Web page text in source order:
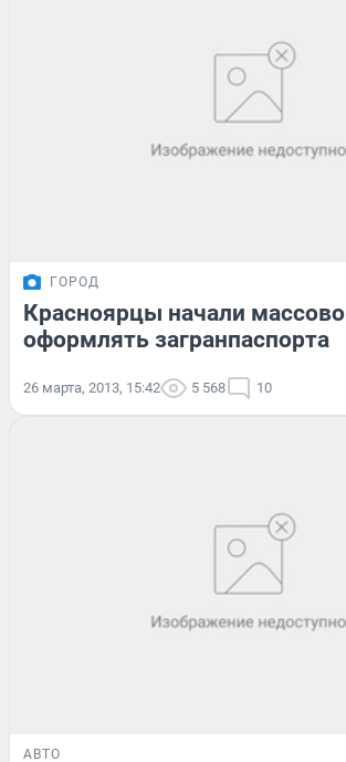
ГОРОД
Красноярцы начали массово
оформлять загранпаспорта
26 марта, 2013, 15:42 5 568 10
АВТО